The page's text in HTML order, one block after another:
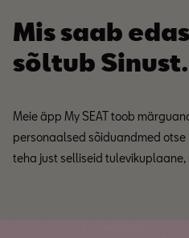
Mis saab
sõltub Sinust.
Meie äpp My SEAT toob
personaalsed sõiduandmed otse
teha just selliseid tulevikuplaane,